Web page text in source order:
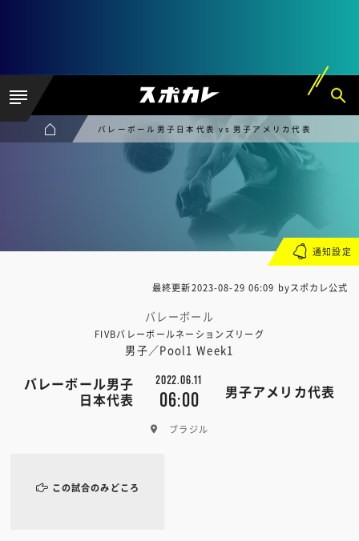
バレーボール男子日本代表 vs 男子アメリカ代表
最終更新2023-08-29 06:09 byスポカレ公式
バレーボール
FIVBバレーボールネーションズリーグ
男子／Pool1 Week1
バレーボール男子
日本代表
2022.06.11
06:00 男子アメリカ代表
ブラジル
通知設定
この試合のみどころ